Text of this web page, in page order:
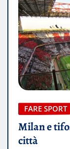
FARE SPORT
Milan e
città